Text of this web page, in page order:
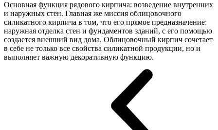
Основная функция рядового кирпича: возведение внутренних
и наружных стен. Главная же миссия облицовочного
силикатного кирпича в том, что его прямое предназначение:
наружная отделка стен и фундаментов зданий, с его помощью
создается внешний вид дома. Облицовочный кирпич сочетает
в себе не только все свойства силикатной продукции, но и
выполняет важную декоративную функцию.